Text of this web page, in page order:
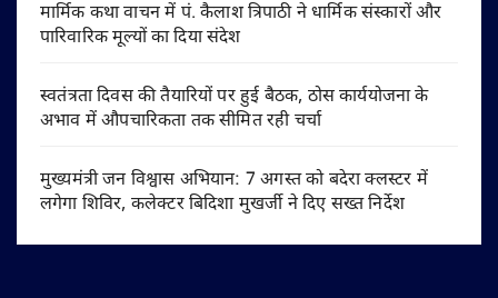
मार्मिक कथा वाचन में पं. कैलाश त्रिपाठी ने धार्मिक संस्कारों और
पारिवारिक मूल्यों का दिया संदेश
स्वतंत्रता दिवस की तैयारियों पर हुई बैठक, ठोस कार्ययोजना के
अभाव में औपचारिकता तक सीमित रही चर्चा
मुख्यमंत्री जन विश्वास अभियान: 7 अगस्त को बदेरा क्लस्टर में
लगेगा शिविर, कलेक्टर बिदिशा मुखर्जी ने दिए सख्त निर्देश